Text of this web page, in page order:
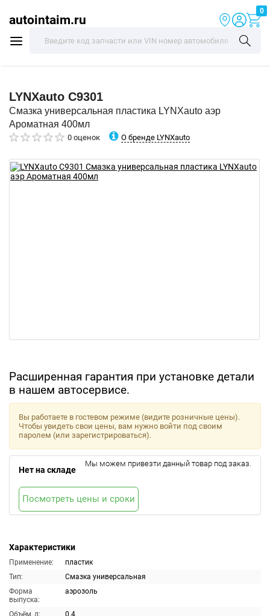
autointaim.ru
0
LYNXauto C9301
Смазка универсальная пластика LYNXauto аэр
Ароматная 400мл
0 оценок О бренде LYNXauto
Расширенная гарантия при установке детали
в нашем автосервисе.
Характеристики
Применение:
пластик
Тип:
Смазка универсальная
Форма
выпуска:
аэрозоль
Объём, л:
0.4
Вы работаете в гостевом режиме (видите розничные цены).
Чтобы увидеть свои цены, вам нужно войти под своим
паролем (или зарегистрироваться).
Нет на складе
Мы можем привезти данный товар под заказ.
Посмотреть цены и сроки